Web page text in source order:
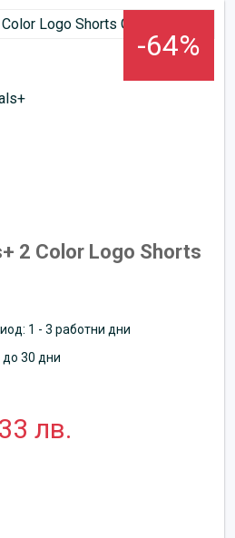
-64%
2 Color Logo Shorts
1 - 3 работни дни
30 дни
лв.